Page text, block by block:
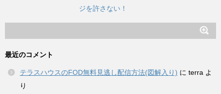
ジを許さない！
最近のコメント
テラスハウスのFOD無料見逃し配信方法(図解入り) に terra よ
り